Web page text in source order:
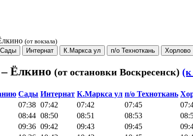
(от вокзала)
Сады Интернат К.Маркса ул п/о Техноткань Хорлово
– Ёлкино (от остановки Воскресенск) (к
Сады Интернат К.Маркса ул п/о Техноткань
07:38 07:42 07:42 07:45
08:44 08:50 08:51 08:53
09:36 09:42 09:43 09:45